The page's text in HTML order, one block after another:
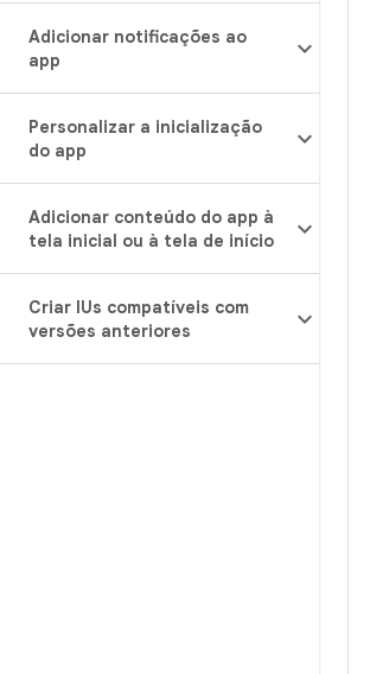
Adicionar notificações ao
app
Personalizar a inicialização
do app
Adicionar conteúdo do app à
tela inicial ou à tela de início
Criar IUs compatíveis com
versões anteriores